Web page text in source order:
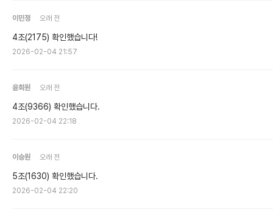
이민정 오래 전
4조(2175) 확인했습니다!
2026-02-04 21:57
윤희원 오래 전
4조(9366) 확인했습니다.
2026-02-04 22:18
이승원 오래 전
5조(1630) 확인했습니다.
2026-02-04 22:20